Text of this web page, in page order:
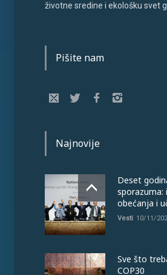
životne sredine i ekološku svet
Pišite nam
Najnovije
Deset
sporazuma:
obećanja i
Vesti 10/11/
Sve što
COP30